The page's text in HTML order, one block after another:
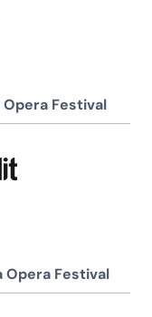
Festival
Opera Festival